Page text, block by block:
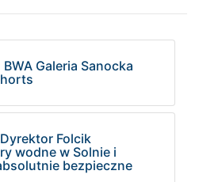
BWA Galeria Sanocka
Dyrektor Folcik
wodne w Solnie i
bezpieczne